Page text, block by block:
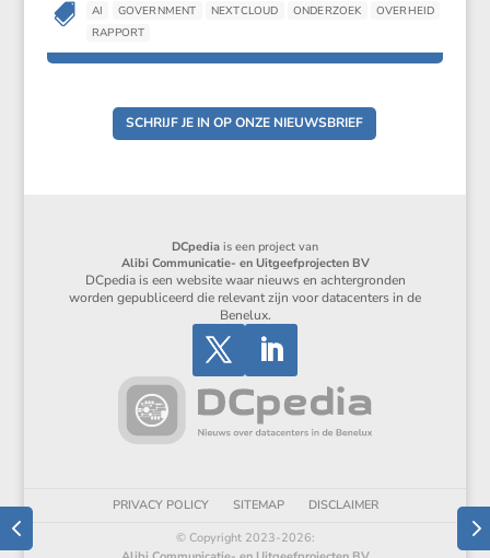
 AI GOVERNMENT NEXTCLOUD ONDERZOEK
OVERHEID
RAPPORT
SCHRIJF JE IN OP ONZE NIEUWSBRIEF
DCpedia is een project van
Alibi Communicatie- en Uitgeefprojecten BV
DCpedia is een website waar nieuws en achtergronden
worden gepubliceerd die relevant zijn voor datacenters in de
Benelux.
PRIVACY POLICY SITEMAP
DISCLAIMER
© Copyright 2023-2026: